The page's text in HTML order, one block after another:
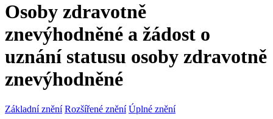
Osoby zdravotně
znevýhodněné a žádost o
uznání statusu osoby zdravotně
znevýhodněné
Základní znění Rozšířené znění Úplné znění